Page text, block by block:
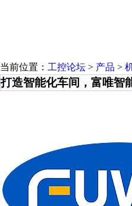
当前位置： 工控论坛 > 产品 >
打造智能化车间，富唯智